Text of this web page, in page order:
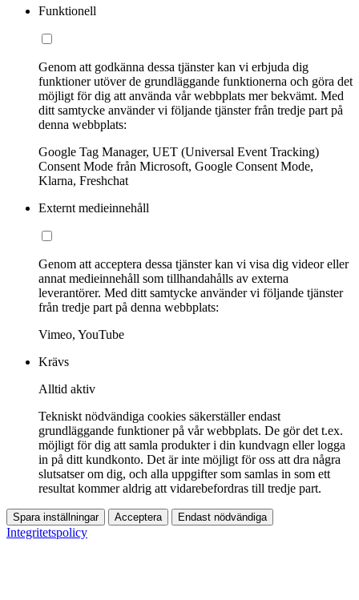
Funktionell
Genom att godkänna dessa tjänster kan vi erbjuda dig
funktioner utöver de grundläggande funktionerna och göra det
möjligt för dig att använda vår webbplats mer bekvämt. Med
ditt samtycke använder vi följande tjänster från tredje part på
denna webbplats:
Google Tag Manager, UET (Universal Event Tracking)
Consent Mode från Microsoft, Google Consent Mode,
Klarna, Freshchat
Externt medieinnehåll
Genom att acceptera dessa tjänster kan vi visa dig videor eller
annat medieinnehåll som tillhandahålls av externa
leverantörer. Med ditt samtycke använder vi följande tjänster
från tredje part på denna webbplats:
Vimeo, YouTube
Krävs
Alltid aktiv
Tekniskt nödvändiga cookies säkerställer endast
grundläggande funktioner på vår webbplats. De gör det t.ex.
möjligt för dig att samla produkter i din kundvagn eller logga
in på ditt kundkonto. Det är inte möjligt för oss att dra några
slutsatser om dig, och alla uppgifter som samlas in som ett
resultat kommer aldrig att vidarebefordras till tredje part.
Spara inställningar Acceptera Endast nödvändiga
Integritetspolicy